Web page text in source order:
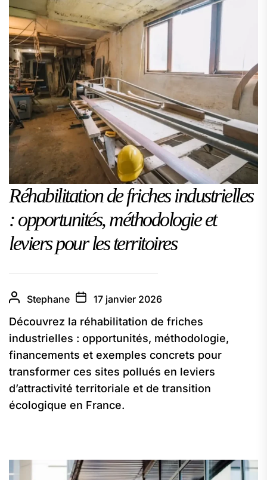
Réhabilitation de friches industrielles
: opportunités, méthodologie et
leviers pour les territoires
Stephane 17 janvier 2026
Découvrez la réhabilitation de friches
industrielles : opportunités, méthodologie,
financements et exemples concrets pour
transformer ces sites pollués en leviers
d’attractivité territoriale et de transition
écologique en France.